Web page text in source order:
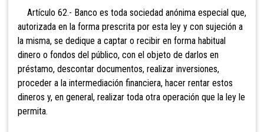
Artículo 62.- Banco es toda sociedad anónima especial que,
autorizada en la forma prescrita por esta ley y con sujeción a
la misma, se dedique a captar o recibir en forma habitual
dinero o fondos del público, con el objeto de darlos en
préstamo, descontar documentos, realizar inversiones,
proceder a la intermediación financiera, hacer rentar estos
dineros y, en general, realizar toda otra operación que la ley le
permita.